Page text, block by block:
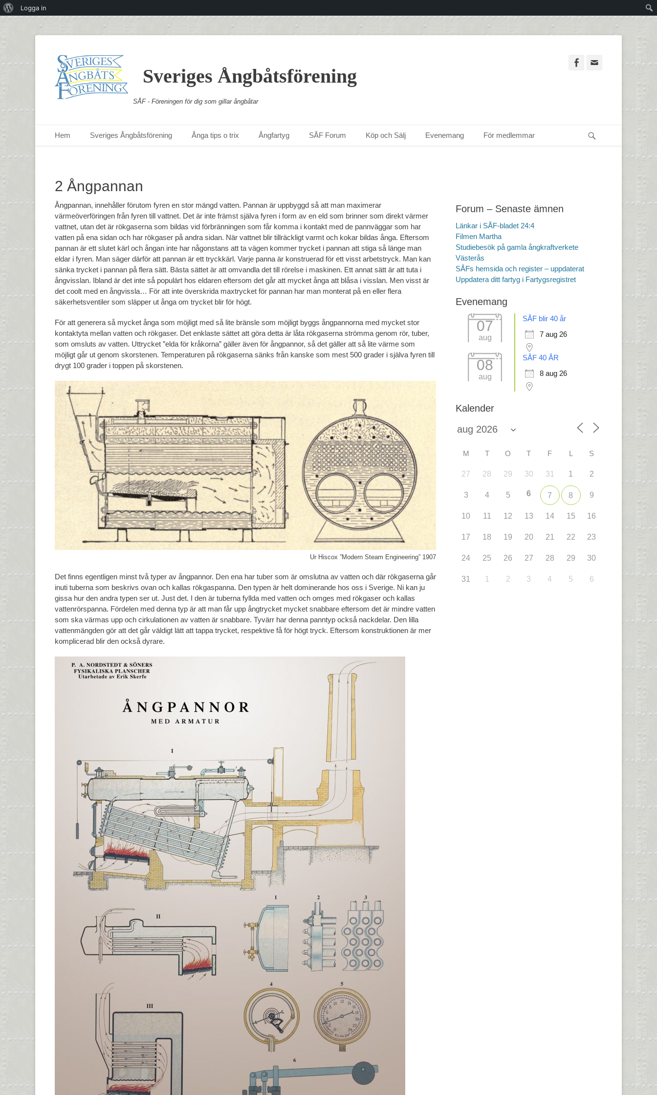
Sveriges Ångbåtsförening
SÅF - Föreningen för dig som gillar ångbåtar
Facebook
Primär meny
Hem Sveriges Ångbåtsförening Ånga tips o trix Ångfartyg SÅF Forum Köp och Sälj Evenemang För medlemmar
2 Ångpannan
Ångpannan, innehåller förutom fyren en stor mängd vatten. Pannan är uppbyggd så att man maximerar
värmeöverföringen från fyren till vattnet. Det är inte främst själva fyren i form av en eld som brinner som direkt värmer
vattnet, utan det är rökgaserna som bildas vid förbränningen som får komma i kontakt med de pannväggar som har
vatten på ena sidan och har rökgaser på andra sidan. När vattnet blir tillräckligt varmt och kokar bildas ånga. Eftersom
pannan är ett slutet kärl och ångan inte har någonstans att ta vägen kommer trycket i pannan att stiga så länge man
eldar i fyren. Man säger därför att pannan är ett tryckkärl. Varje panna är konstruerad för ett visst arbetstryck. Man kan
sänka trycket i pannan på flera sätt. Bästa sättet är att omvandla det till rörelse i maskinen. Ett annat sätt är att tuta i
ångvisslan. Ibland är det inte så populärt hos eldaren eftersom det går att mycket ånga att blåsa i visslan. Men visst är
det coolt med en ångvissla… För att inte överskrida maxtrycket för pannan har man monterat på en eller flera
säkerhetsventiler som släpper ut ånga om trycket blir för högt.
För att generera så mycket ånga som möjligt med så lite bränsle som möjligt byggs ångpannorna med mycket stor
kontaktyta mellan vatten och rökgaser. Det enklaste sättet att göra detta är låta rökgaserna strömma genom rör, tuber,
som omsluts av vatten. Uttrycket ”elda för kråkorna” gäller även för ångpannor, så det gäller att så lite värme som
möjligt går ut genom skorstenen. Temperaturen på rökgaserna sänks från kanske som mest 500 grader i själva fyren till
drygt 100 grader i toppen på skorstenen.
Ur Hiscox ”Modern Steam Engineering” 1907
Det finns egentligen minst två typer av ångpannor. Den ena har tuber som är omslutna av vatten och där rökgaserna går
inuti tuberna som beskrivs ovan och kallas rökgaspanna. Den typen är helt dominerande hos oss i Sverige. Ni kan ju
gissa hur den andra typen ser ut. Just det. I den är tuberna fyllda med vatten och omges med rökgaser och kallas
vattenrörspanna. Fördelen med denna typ är att man får upp ångtrycket mycket snabbare eftersom det är mindre vatten
som ska värmas upp och cirkulationen av vatten är snabbare. Tyvärr har denna panntyp också nackdelar. Den lilla
vattenmängden gör att det går väldigt lätt att tappa trycket, respektive få för högt tryck. Eftersom konstruktionen är mer
komplicerad blir den också dyrare.
Forum – Senaste ämnen
Länkar i SÅF-bladet 24:4
Filmen Martha
Studiebesök på gamla ångkraftverkete
Västerås
SÅFs hemsida och register – uppdaterat
Uppdatera ditt fartyg i Fartygsregistret
Evenemang
07
aug
SÅF blir 40 år
7 aug 26
08
aug
SÅF 40 ÅR
8 aug 26
Kalender
M T O T F L S
27 28 29 30 31 1 2
3 4 5 6 7 8 9
10 11 12 13 14 15 16
17 18 19 20 21 22 23
24 25 26 27 28 29 30
31 1 2 3 4 5 6
OmLogga in